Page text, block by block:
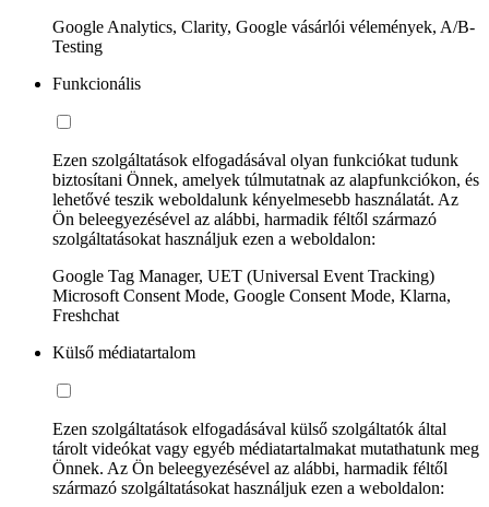
Google Analytics, Clarity, Google vásárlói vélemények, A/B-
Testing
Funkcionális
Ezen szolgáltatások elfogadásával olyan funkciókat tudunk
biztosítani Önnek, amelyek túlmutatnak az alapfunkciókon, és
lehetővé teszik weboldalunk kényelmesebb használatát. Az
Ön beleegyezésével az alábbi, harmadik féltől származó
szolgáltatásokat használjuk ezen a weboldalon:
Google Tag Manager, UET (Universal Event Tracking)
Microsoft Consent Mode, Google Consent Mode, Klarna,
Freshchat
Külső médiatartalom
Ezen szolgáltatások elfogadásával külső szolgáltatók által
tárolt videókat vagy egyéb médiatartalmakat mutathatunk meg
Önnek. Az Ön beleegyezésével az alábbi, harmadik féltől
származó szolgáltatásokat használjuk ezen a weboldalon: